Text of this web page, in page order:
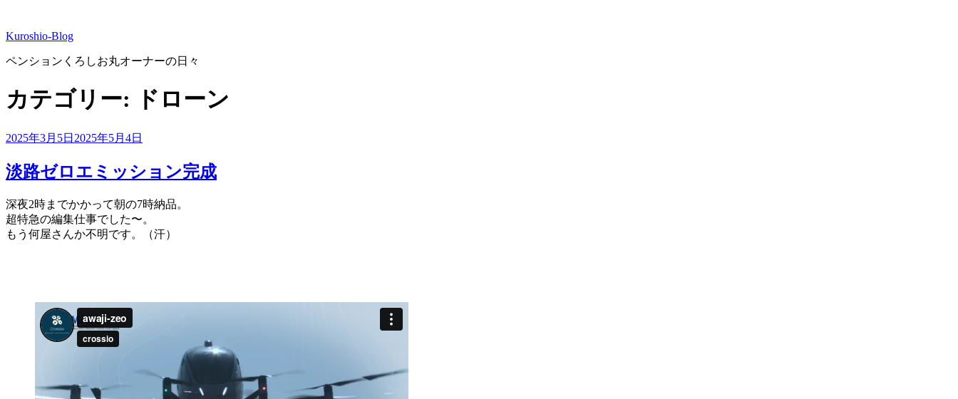
テ
ン
ス
ッ
プ
Kuroshio-Blog
ペンションくろしお丸オーナーの日々
カテゴリー: ドローン
投
日:
2025年3月5日 2025年5月4日
淡路ゼロエミッション完成
深夜2時までかかって朝の7時納品。
超特急の編集仕事でした〜。
もう何屋さんか不明です。（汗）